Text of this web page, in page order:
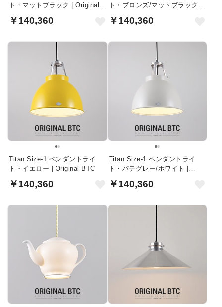
ト・マットブラック | Original
￥140,360
ト・ブロンズ/マットブラック |
￥140,360
Titan Size-1 ペンダントライ
ト・イエロー | Original BTC
￥140,360
Titan Size-1 ペンダントライ
ト・パテグレー/ホワイト |
￥140,360